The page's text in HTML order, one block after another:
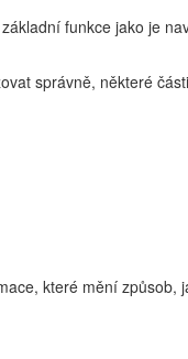
funkce jako je
správně, některé
které mění